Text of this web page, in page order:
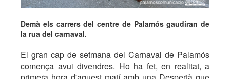
Demà els carrers del centre de Palamós gaudiran de
la rua del carnaval.
El gran cap de setmana del Carnaval de Palamós
comença avui divendres. Ho ha fet, en realitat, a